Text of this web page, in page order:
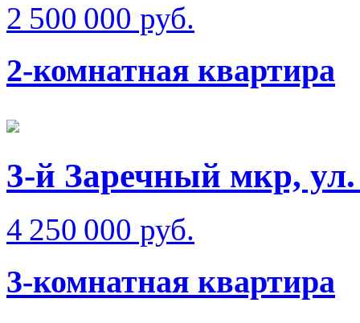
2 500 000 руб.
2-комнатная квартира
3-й Заречный мкр,
4 250 000 руб.
3-комнатная квартира